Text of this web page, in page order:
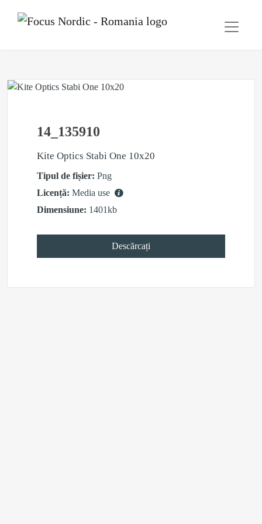
14_135910
Kite Optics Stabi One 10x20
Tipul de fișier: Png
Licență: Media use
Dimensiune: 1401kb
Descărcați